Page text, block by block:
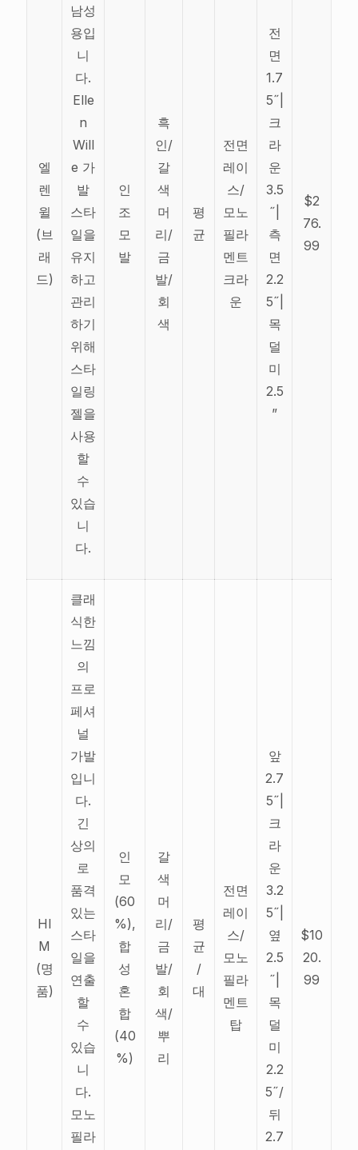
엘
렌
윌
(브
래
드)
남성
용입
니
다.
Elle
n
Will
e 가
발
스타
일을
유지
하고
관리
하기
위해
스타
일링
젤을
사용
할
수
있습
니
다.
인
조
모
발
흑
인/
갈
색
머
리/
금
발/
회
색
평
균
전면
레이
스/
모노
필라
멘트
크라
운
전
면
1.7
5˝|
크
라
운
3.5
˝|
측
면
2.2
5˝|
목
덜
미
2.5
”
$2
76.
99
HI
M
(명
품)
클래
식한
느낌
의
프로
페셔
널
가발
입니
다.
긴
상의
로
품격
있는
스타
일을
연출
할
수
있습
니
다.
모노
필라
인
모
(60
%),
합
성
혼
합
(40
%)
갈
색
머
리/
금
발/
회
색/
뿌
리
평
균
/
대
전면
레이
스/
모노
필라
멘트
탑
앞
2.7
5˝|
크
라
운
3.2
5˝|
옆
2.5
˝|
목
덜
미
2.2
5˝/
뒤
2.7
$10
20.
99